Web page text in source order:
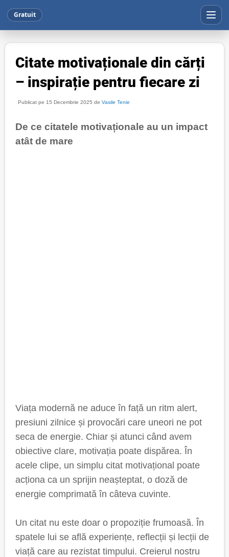
Gratuit
Citate motivaționale din cărți
– inspirație pentru fiecare zi
Publicat pe 15 Decembrie 2025 de Vasile Tenie
De ce citatele motivaționale au un impact
atât de mare
Viața modernă ne aduce în față un ritm alert,
presiuni zilnice și provocări care uneori ne pot
seca de energie. Chiar și atunci când avem
obiective clare, motivația poate dispărea. În
acele clipe, un simplu citat motivațional poate
acționa ca un sprijin neașteptat, o doză de
energie comprimată în câteva cuvinte.
Un citat nu este doar o propoziție frumoasă. În
spatele lui se află experiențe, reflecții și lecții de
viață care au rezistat timpului. Creierul nostru